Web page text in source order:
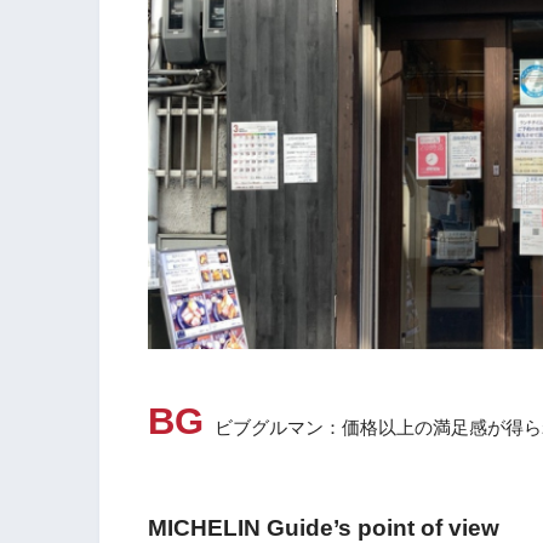
BG ビブグルマン：価格以上の満足感が得
MICHELIN Guide’s point of view